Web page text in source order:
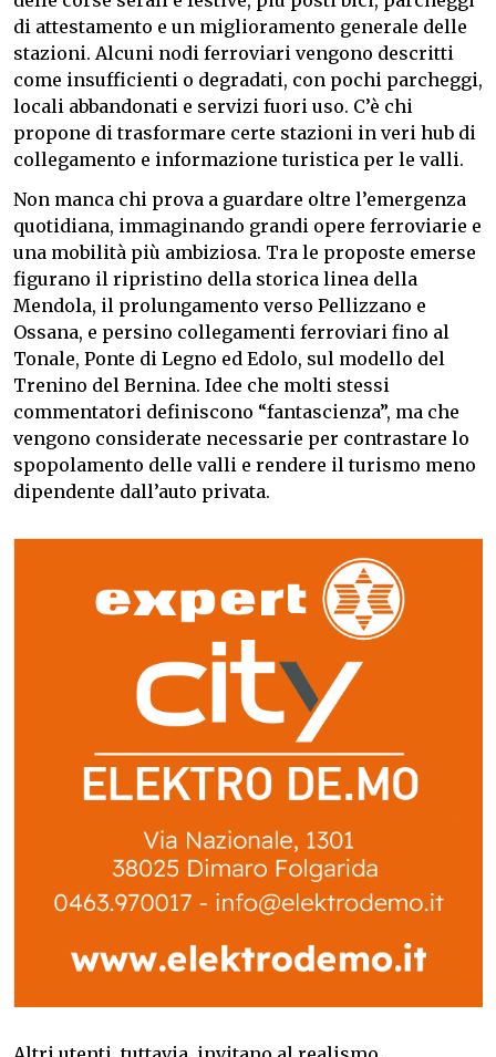
di attestamento e un miglioramento generale delle
stazioni. Alcuni nodi ferroviari vengono descritti
come insufficienti o degradati, con pochi parcheggi,
locali abbandonati e servizi fuori uso. C’è chi
propone di trasformare certe stazioni in veri hub di
collegamento e informazione turistica per le valli.
Non manca chi prova a guardare oltre l’emergenza
quotidiana, immaginando grandi opere ferroviarie e
una mobilità più ambiziosa. Tra le proposte emerse
figurano il ripristino della storica linea della
Mendola, il prolungamento verso Pellizzano e
Ossana, e persino collegamenti ferroviari fino al
Tonale, Ponte di Legno ed Edolo, sul modello del
Trenino del Bernina. Idee che molti stessi
commentatori definiscono “fantascienza”, ma che
vengono considerate necessarie per contrastare lo
spopolamento delle valli e rendere il turismo meno
dipendente dall’auto privata.